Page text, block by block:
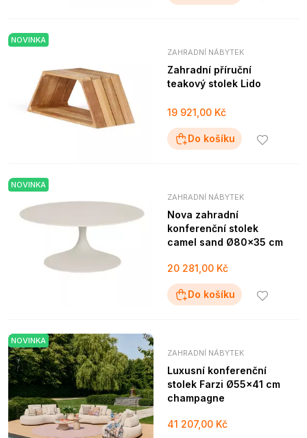
NOVINKA
ZAHRADNÍ NÁBYTEK
Zahradní příruční
teakový stolek Lido
19 921,00 Kč
Do košíku
NOVINKA
ZAHRADNÍ NÁBYTEK
Nova zahradní
konferenční stolek
camel sand Ø80x35 cm
20 281,00 Kč
Do košíku
NOVINKA
ZAHRADNÍ NÁBYTEK
Luxusní konferenční
stolek Farzi Ø55x41 cm
champagne
41 207,00 Kč